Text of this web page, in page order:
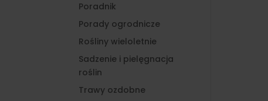
Poradnik
Porady ogrodnicze
Rośliny wieloletnie
Sadzenie i pielęgnacja
roślin
Trawy ozdobne